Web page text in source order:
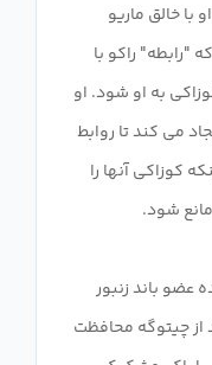
خالق ماریو
راکو با
به او شود. او
می کند تا روابط
کوزاکی آنها را
باند زنبور
از چیتوگه محافظت